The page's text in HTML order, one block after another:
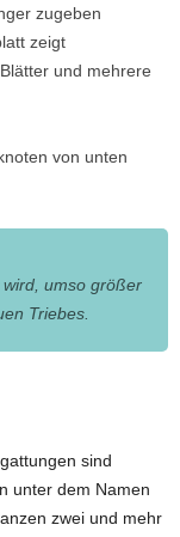
zugeben
zeigt
und mehrere
von unten
umso größer
Triebes.
sind
unter dem Namen
zwei und mehr